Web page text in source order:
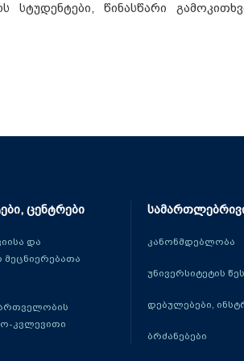
სტუდენტები, წინასწარი
ცენტრები
და
კვლევითი
კანონმდებლობა
უნივერსიტეტის
დებულებები,
ბრძანებები